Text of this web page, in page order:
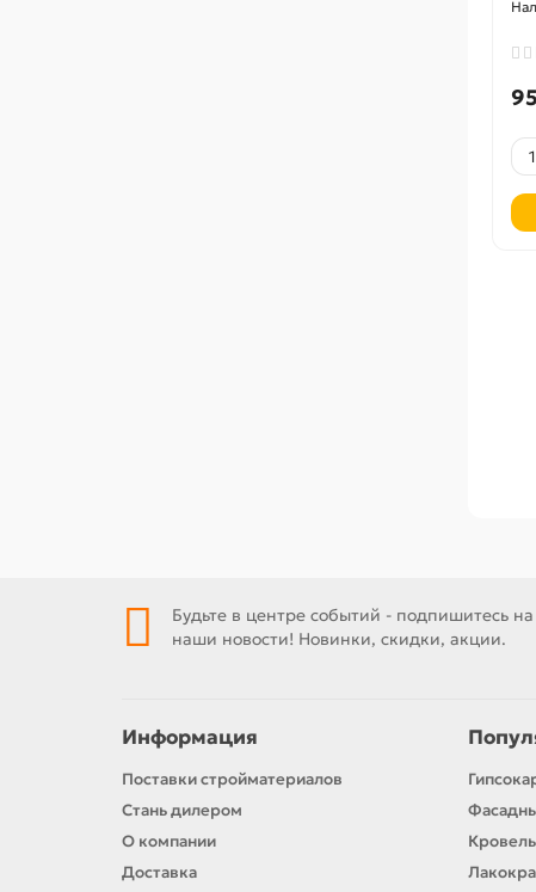
Будьте в центре событий - подпишитесь на
наши новости! Новинки, скидки, акции.
Информация
Поставки стройматериалов
Стань дилером
О компании
Доставка